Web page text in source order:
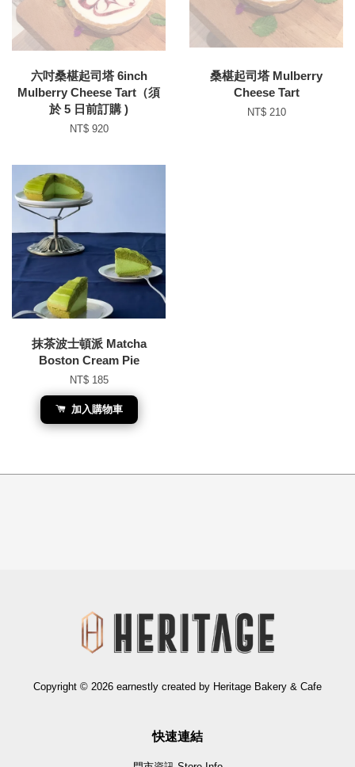
六吋桑椹起司塔 6inch
Mulberry Cheese Tart（須
於 5 日前訂購 )
NT$ 920
桑椹起司塔 Mulberry
Cheese Tart
NT$ 210
抹茶波士頓派 Matcha
Boston Cream Pie
NT$ 185
加入購物車
Copyright © 2026 earnestly created by Heritage Bakery & Cafe
快速連結